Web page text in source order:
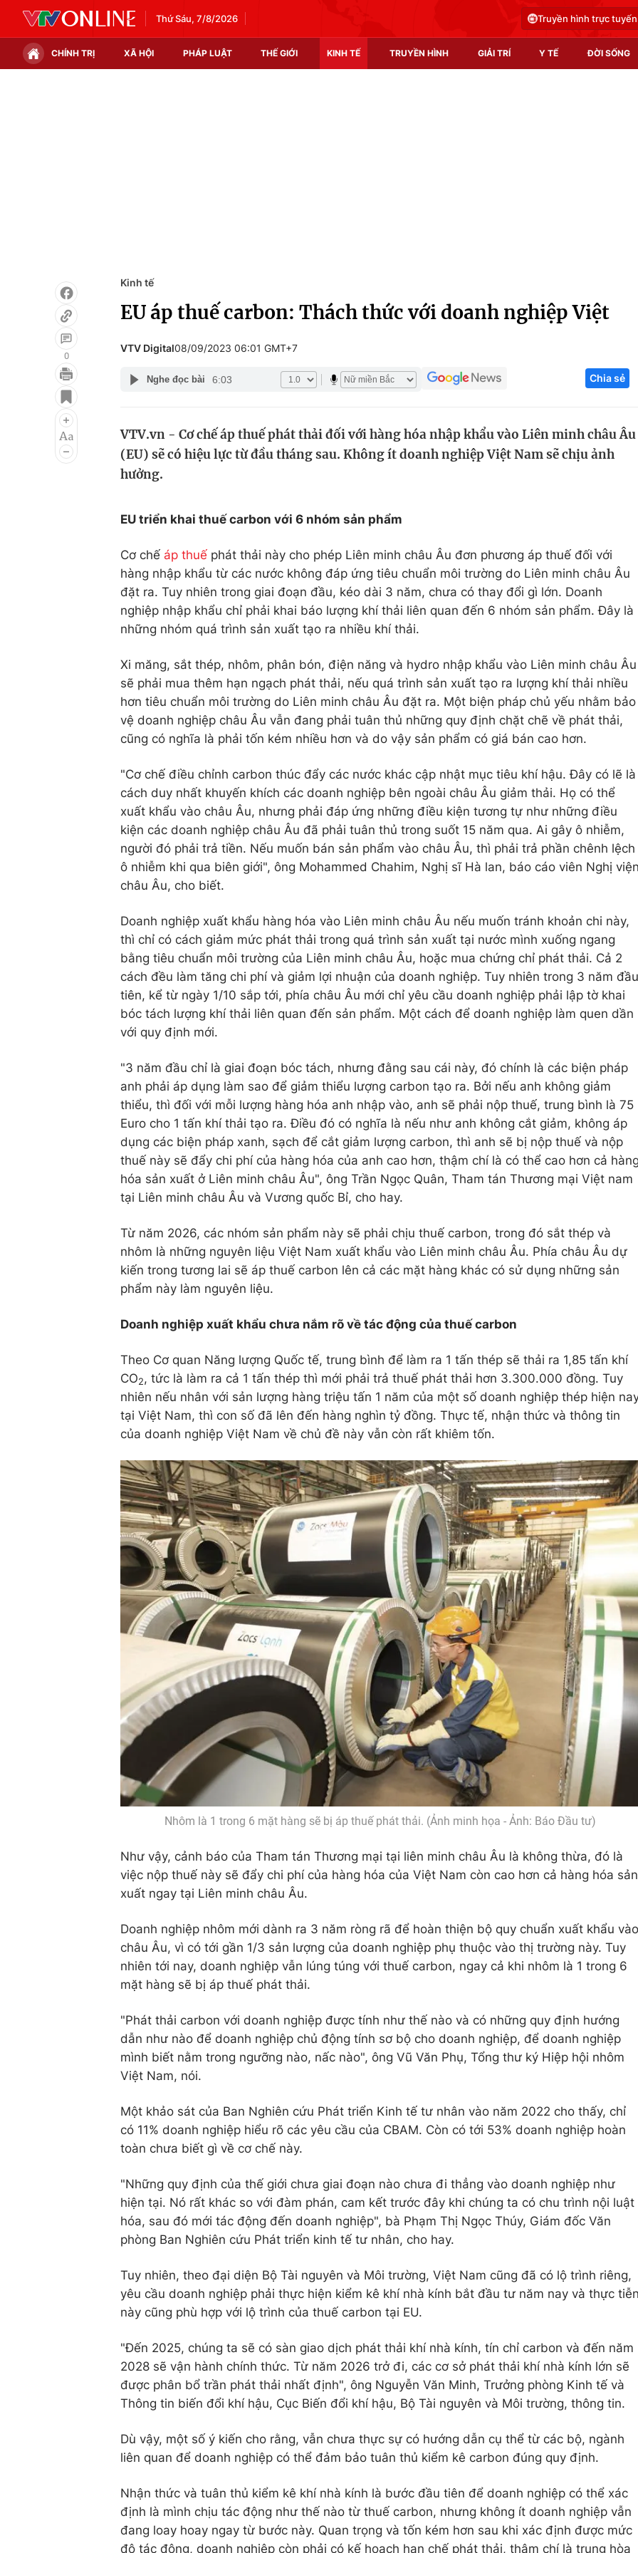
Thứ Sáu, 7/8/2026 Truyền hình trực tuyến
CHÍNH TRỊ XÃ HỘI PHÁP LUẬT THẾ GIỚI KINH TẾ TRUYỀN HÌNH GIẢI TRÍ Y TẾ ĐỜI SỐNG
Infographic
Điện ảnh
Âm nhạc
Làm đẹp
Giáo dục
Học trực tuyến
Công nghệ
Sản phẩm
0
Kinh tế
EU áp thuế carbon: Thách thức với doanh nghiệp Việt
VTV Digital08/09/2023 06:01 GMT+7
Nghe đọc bài 6:03 Chia sẻ
VTV.vn - Cơ chế áp thuế phát thải đối với hàng hóa nhập khẩu vào Liên minh châu Âu
(EU) sẽ có hiệu lực từ đầu tháng sau. Không ít doanh nghiệp Việt Nam sẽ chịu ảnh
hưởng.
EU triển khai thuế carbon với 6 nhóm sản phẩm
Cơ chế áp thuế phát thải này cho phép Liên minh châu Âu đơn phương áp thuế đối với
hàng nhập khẩu từ các nước không đáp ứng tiêu chuẩn môi trường do Liên minh châu Âu
đặt ra. Tuy nhiên trong giai đoạn đầu, kéo dài 3 năm, chưa có thay đổi gì lớn. Doanh
nghiệp nhập khẩu chỉ phải khai báo lượng khí thải liên quan đến 6 nhóm sản phẩm. Đây là
những nhóm quá trình sản xuất tạo ra nhiều khí thải.
Xi măng, sắt thép, nhôm, phân bón, điện năng và hydro nhập khẩu vào Liên minh châu Âu
sẽ phải mua thêm hạn ngạch phát thải, nếu quá trình sản xuất tạo ra lượng khí thải nhiều
hơn tiêu chuẩn môi trường do Liên minh châu Âu đặt ra. Một biện pháp chủ yếu nhằm bảo
vệ doanh nghiệp châu Âu vẫn đang phải tuân thủ những quy định chặt chẽ về phát thải,
cũng có nghĩa là phải tốn kém nhiều hơn và do vậy sản phẩm có giá bán cao hơn.
"Cơ chế điều chỉnh carbon thúc đẩy các nước khác cập nhật mục tiêu khí hậu. Đây có lẽ là
cách duy nhất khuyến khích các doanh nghiệp bên ngoài châu Âu giảm thải. Họ có thể
xuất khẩu vào châu Âu, nhưng phải đáp ứng những điều kiện tương tự như những điều
kiện các doanh nghiệp châu Âu đã phải tuân thủ trong suốt 15 năm qua. Ai gây ô nhiễm,
người đó phải trả tiền. Nếu muốn bán sản phẩm vào châu Âu, thì phải trả phần chênh lệch
ô nhiễm khi qua biên giới", ông Mohammed Chahim, Nghị sĩ Hà lan, báo cáo viên Nghị
châu Âu, cho biết.
Doanh nghiệp xuất khẩu hàng hóa vào Liên minh châu Âu nếu muốn tránh khoản chi này,
thì chỉ có cách giảm mức phát thải trong quá trình sản xuất tại nước mình xuống ngang
bằng tiêu chuẩn môi trường của Liên minh châu Âu, hoặc mua chứng chỉ phát thải. Cả 2
cách đều làm tăng chi phí và giảm lợi nhuận của doanh nghiệp. Tuy nhiên trong 3 năm đầu
tiên, kể từ ngày 1/10 sắp tới, phía châu Âu mới chỉ yêu cầu doanh nghiệp phải lập tờ khai
bóc tách lượng khí thải liên quan đến sản phẩm. Một cách để doanh nghiệp làm quen dần
với quy định mới.
"3 năm đầu chỉ là giai đoạn bóc tách, nhưng đằng sau cái này, đó chính là các biện pháp
anh phải áp dụng làm sao để giảm thiểu lượng carbon tạo ra. Bởi nếu anh không giảm
thiểu, thì đối với mỗi lượng hàng hóa anh nhập vào, anh sẽ phải nộp thuế, trung bình là 75
Euro cho 1 tấn khí thải tạo ra. Điều đó có nghĩa là nếu như anh không cắt giảm, không áp
dụng các biện pháp xanh, sạch để cắt giảm lượng carbon, thì anh sẽ bị nộp thuế và nộp
thuế này sẽ đẩy chi phí của hàng hóa của anh cao hơn, thậm chí là có thể cao hơn cả
hóa sản xuất ở Liên minh châu Âu", ông Trần Ngọc Quân, Tham tán Thương mại Việt nam
tại Liên minh châu Âu và Vương quốc Bỉ, cho hay.
Từ năm 2026, các nhóm sản phẩm này sẽ phải chịu thuế carbon, trong đó sắt thép và
nhôm là những nguyên liệu Việt Nam xuất khẩu vào Liên minh châu Âu. Phía châu Âu dự
kiến trong tương lai sẽ áp thuế carbon lên cả các mặt hàng khác có sử dụng những sản
phẩm này làm nguyên liệu.
Doanh nghiệp xuất khẩu chưa nắm rõ về tác động của thuế carbon
Theo Cơ quan Năng lượng Quốc tế, trung bình để làm ra 1 tấn thép sẽ thải ra 1,85 tấn khí
CO2, tức là làm ra cả 1 tấn thép thì mới phải trả thuế phát thải hơn 3.300.000 đồng. Tuy
nhiên nếu nhân với sản lượng hàng triệu tấn 1 năm của một số doanh nghiệp thép hiện
tại Việt Nam, thì con số đã lên đến hàng nghìn tỷ đồng. Thực tế, nhận thức và thông tin
của doanh nghiệp Việt Nam về chủ đề này vẫn còn rất khiêm tốn.
Nhôm là 1 trong 6 mặt hàng sẽ bị áp thuế phát thải. (Ảnh minh họa - Ảnh: Báo Đầu tư)
Như vậy, cảnh báo của Tham tán Thương mại tại liên minh châu Âu là không thừa, đó là
việc nộp thuế này sẽ đẩy chi phí của hàng hóa của Việt Nam còn cao hơn cả hàng hóa sản
xuất ngay tại Liên minh châu Âu.
Doanh nghiệp nhôm mới dành ra 3 năm ròng rã để hoàn thiện bộ quy chuẩn xuất khẩu vào
châu Âu, vì có tới gần 1/3 sản lượng của doanh nghiệp phụ thuộc vào thị trường này. Tuy
nhiên tới nay, doanh nghiệp vẫn lúng túng với thuế carbon, ngay cả khi nhôm là 1 trong 6
mặt hàng sẽ bị áp thuế phát thải.
"Phát thải carbon với doanh nghiệp được tính như thế nào và có những quy định hướng
dẫn như nào để doanh nghiệp chủ động tính sơ bộ cho doanh nghiệp, để doanh nghiệp
mình biết nằm trong ngưỡng nào, nấc nào", ông Vũ Văn Phụ, Tổng thư ký Hiệp hội nhôm
Việt Nam, nói.
Một khảo sát của Ban Nghiên cứu Phát triển Kinh tế tư nhân vào năm 2022 cho thấy, chỉ
có 11% doanh nghiệp hiểu rõ các yêu cầu của CBAM. Còn có tới 53% doanh nghiệp hoàn
toàn chưa biết gì về cơ chế này.
"Những quy định của thế giới chưa giai đoạn nào chưa đi thẳng vào doanh nghiệp như
hiện tại. Nó rất khác so với đàm phán, cam kết trước đây khi chúng ta có chu trình nội luật
hóa, sau đó mới tác động đến doanh nghiệp", bà Phạm Thị Ngọc Thúy, Giám đốc Văn
phòng Ban Nghiên cứu Phát triển kinh tế tư nhân, cho hay.
Tuy nhiên, theo đại diện Bộ Tài nguyên và Môi trường, Việt Nam cũng đã có lộ trình riêng,
yêu cầu doanh nghiệp phải thực hiện kiểm kê khí nhà kính bắt đầu tư năm nay và thực
này cũng phù hợp với lộ trình của thuế carbon tại EU.
"Đến 2025, chúng ta sẽ có sàn giao dịch phát thải khí nhà kính, tín chỉ carbon và đến năm
2028 sẽ vận hành chính thức. Từ năm 2026 trở đi, các cơ sở phát thải khí nhà kính lớn sẽ
được phân bổ trần phát thải nhất định", ông Nguyễn Văn Minh, Trưởng phòng Kinh tế và
Thông tin biến đổi khí hậu, Cục Biến đổi khí hậu, Bộ Tài nguyên và Môi trường, thông tin.
Dù vậy, một số ý kiến cho rằng, vẫn chưa thực sự có hướng dẫn cụ thể từ các bộ, ngành
liên quan để doanh nghiệp có thể đảm bảo tuân thủ kiểm kê carbon đúng quy định.
Nhận thức và tuân thủ kiểm kê khí nhà kính là bước đầu tiên để doanh nghiệp có thể xác
định là mình chịu tác động như thế nào từ thuế carbon, nhưng không ít doanh nghiệp vẫn
đang loay hoay ngay từ bước này. Quan trọng và tốn kém hơn sau khi xác định được mức
độ tác động, doanh nghiệp còn phải có kế hoạch hạn chế phát thải, thậm chí là trung hòa